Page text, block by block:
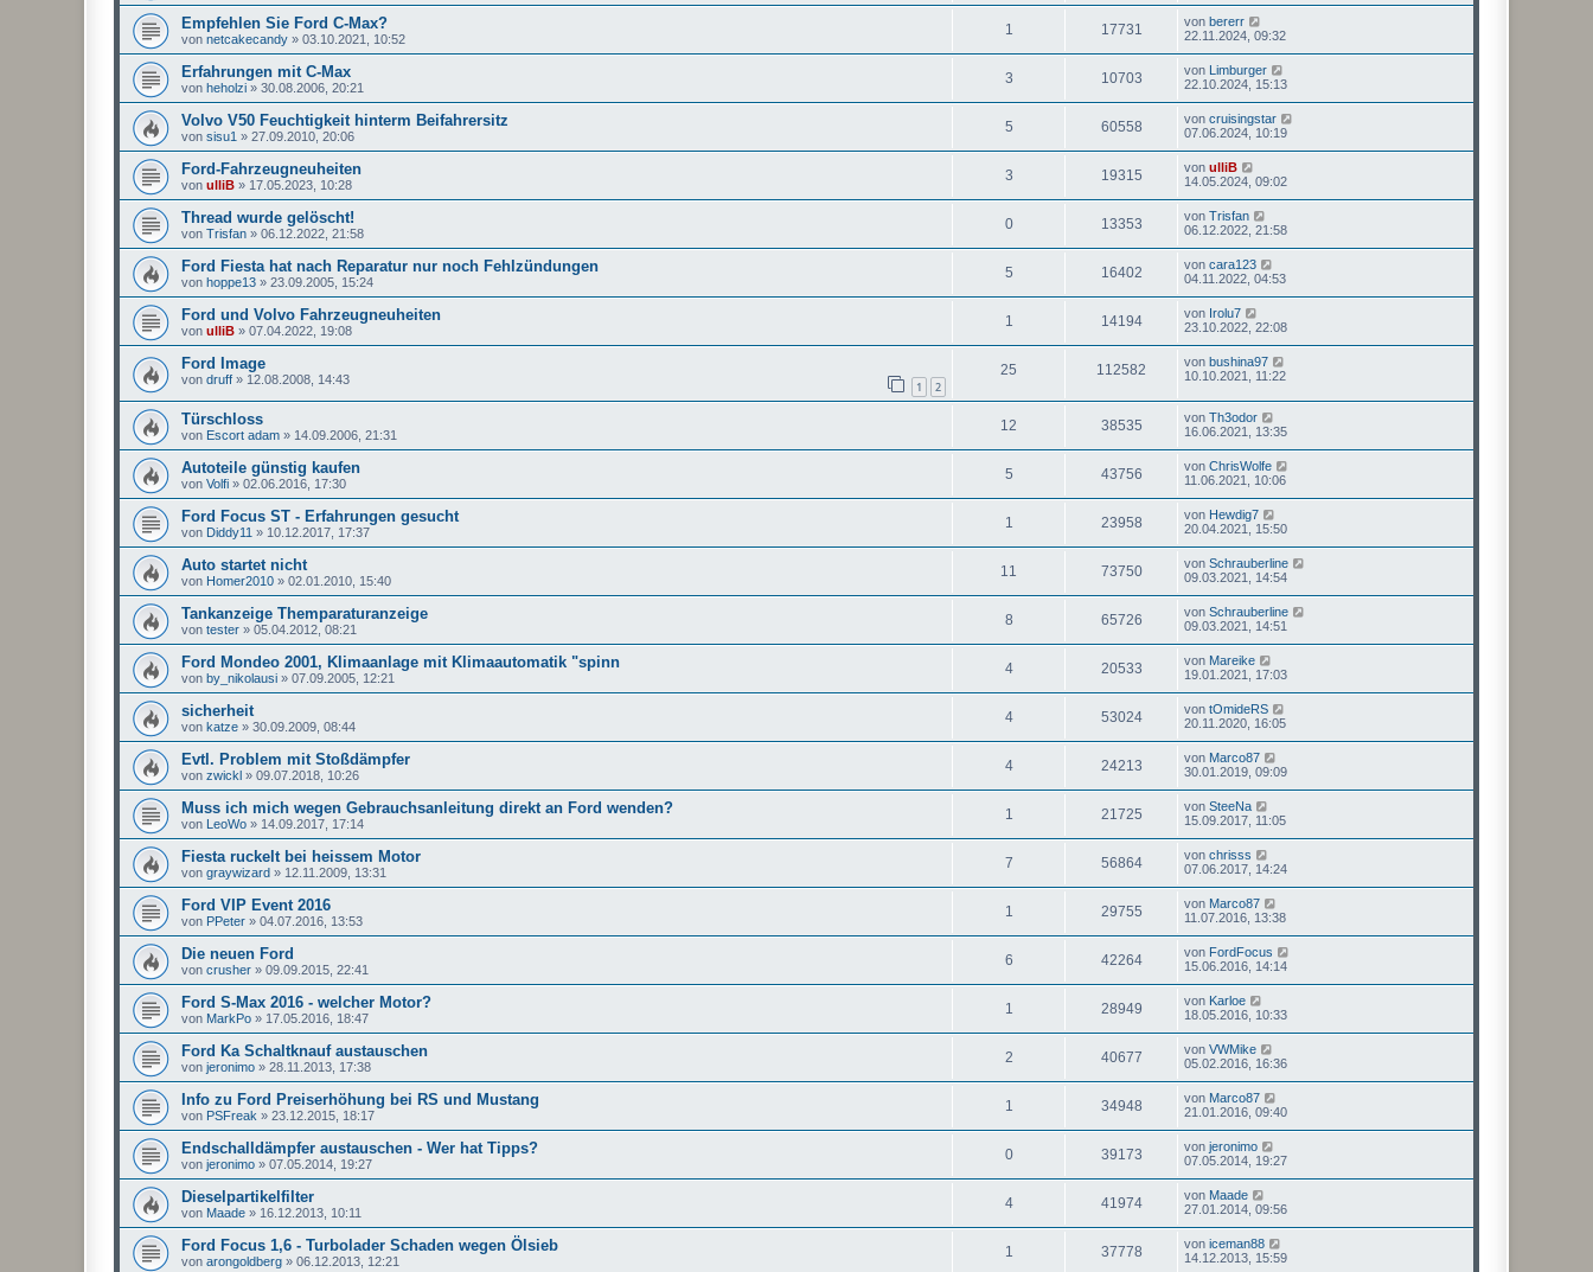
Empfehlen Sie Ford C-Max?
von netcakecandy » 03.10.2021, 10:52
1 17731 von bererr
22.11.2024, 09:32
Erfahrungen mit C-Max
von heholzi » 30.08.2006, 20:21
3 10703 von Limburger
22.10.2024, 15:13
Volvo V50 Feuchtigkeit hinterm Beifahrersitz
von sisu1 » 27.09.2010, 20:06
5 60558 von cruisingstar
07.06.2024, 10:19
Ford-Fahrzeugneuheiten
von ulliB » 17.05.2023, 10:28
3 19315 von ulliB
14.05.2024, 09:02
Thread wurde gelöscht!
von Trisfan » 06.12.2022, 21:58
0 13353 von Trisfan
06.12.2022, 21:58
Ford Fiesta hat nach Reparatur nur noch Fehlzündungen
von hoppe13 » 23.09.2005, 15:24
5 16402 von cara123
04.11.2022, 04:53
Ford und Volvo Fahrzeugneuheiten
von ulliB » 07.04.2022, 19:08
1 14194 von Irolu7
23.10.2022, 22:08
Ford Image
von druff » 12.08.2008, 14:43 1 2
25 112582 von bushina97
10.10.2021, 11:22
Türschloss
von Escort adam » 14.09.2006, 21:31
12 38535 von Th3odor
16.06.2021, 13:35
Autoteile günstig kaufen
von Volfi » 02.06.2016, 17:30
5 43756 von ChrisWolfe
11.06.2021, 10:06
Ford Focus ST - Erfahrungen gesucht
von Diddy11 » 10.12.2017, 17:37
1 23958 von Hewdig7
20.04.2021, 15:50
Auto startet nicht
von Homer2010 » 02.01.2010, 15:40
11 73750 von Schrauberline
09.03.2021, 14:54
Tankanzeige Themparaturanzeige
von tester » 05.04.2012, 08:21
8 65726 von Schrauberline
09.03.2021, 14:51
Ford Mondeo 2001, Klimaanlage mit Klimaautomatik "spinn
von by_nikolausi » 07.09.2005, 12:21
4 20533 von Mareike
19.01.2021, 17:03
sicherheit
von katze » 30.09.2009, 08:44
4 53024 von tOmideRS
20.11.2020, 16:05
Evtl. Problem mit Stoßdämpfer
von zwickl » 09.07.2018, 10:26
4 24213 von Marco87
30.01.2019, 09:09
Muss ich mich wegen Gebrauchsanleitung direkt an Ford wenden?
von LeoWo » 14.09.2017, 17:14
1 21725 von SteeNa
15.09.2017, 11:05
Fiesta ruckelt bei heissem Motor
von graywizard » 12.11.2009, 13:31
7 56864 von chrisss
07.06.2017, 14:24
Ford VIP Event 2016
von PPeter » 04.07.2016, 13:53
1 29755 von Marco87
11.07.2016, 13:38
Die neuen Ford
von crusher » 09.09.2015, 22:41
6 42264 von FordFocus
15.06.2016, 14:14
Ford S-Max 2016 - welcher Motor?
von MarkPo » 17.05.2016, 18:47
1 28949 von Karloe
18.05.2016, 10:33
Ford Ka Schaltknauf austauschen
von jeronimo » 28.11.2013, 17:38
2 40677 von VWMike
05.02.2016, 16:36
Info zu Ford Preiserhöhung bei RS und Mustang
von PSFreak » 23.12.2015, 18:17
1 34948 von Marco87
21.01.2016, 09:40
Endschalldämpfer austauschen - Wer hat Tipps?
von jeronimo » 07.05.2014, 19:27
0 39173 von jeronimo
07.05.2014, 19:27
Dieselpartikelfilter
von Maade » 16.12.2013, 10:11
4 41974 von Maade
27.01.2014, 09:56
Ford Focus 1,6 - Turbolader Schaden wegen Ölsieb
von arongoldberg » 06.12.2013, 12:21
1 37778 von iceman88
14.12.2013, 15:59